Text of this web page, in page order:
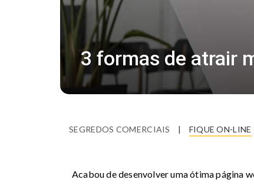
3 formas de atrair
SEGREDOS COMERCIAIS | FIQUE ON-LINE
Acabou de desenvolver uma ótima página